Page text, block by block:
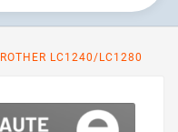
LC1240/LC1280